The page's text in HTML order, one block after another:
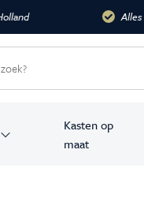
Kasten op
maat